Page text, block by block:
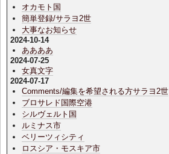
オカモト国
簡単登録/サラヨ2世
大事なお知らせ
2024-10-14
ああああ
2024-07-25
女真文字
2024-07-17
Comments/編集を希望される方サラヨ2世
ブロサレド国際空港
シルヴェルト国
ルミナス市
ベリーツィシティ
ロスシア・モスキア市